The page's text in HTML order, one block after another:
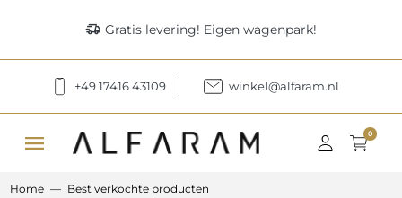
delivery_truck_speed Gratis levering! Eigen wagenpark!
+49 17416 43109 winkel@alfaram.nl
menu 0
Home Best verkochte producten